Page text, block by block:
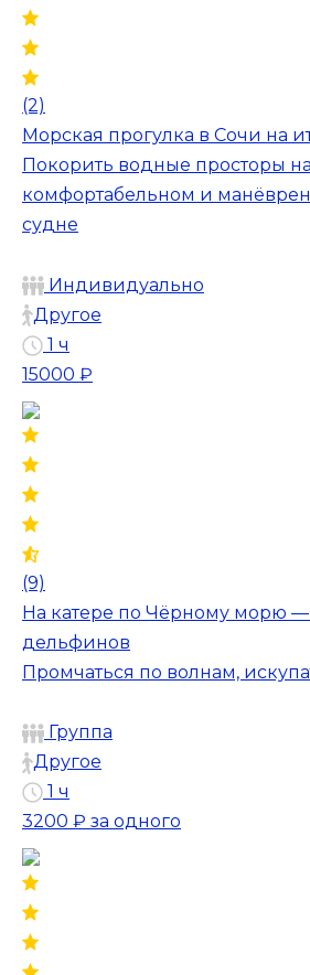
(2)
Морская прогулка в Сочи на
Покорить водные просторы на
комфортабельном и
судне
Индивидуально
Другое
1 ч
15000 ₽
(9)
На катере по Чёрному морю —
дельфинов
Промчаться по волнам,
Группа
Другое
1 ч
3200 ₽ за одного